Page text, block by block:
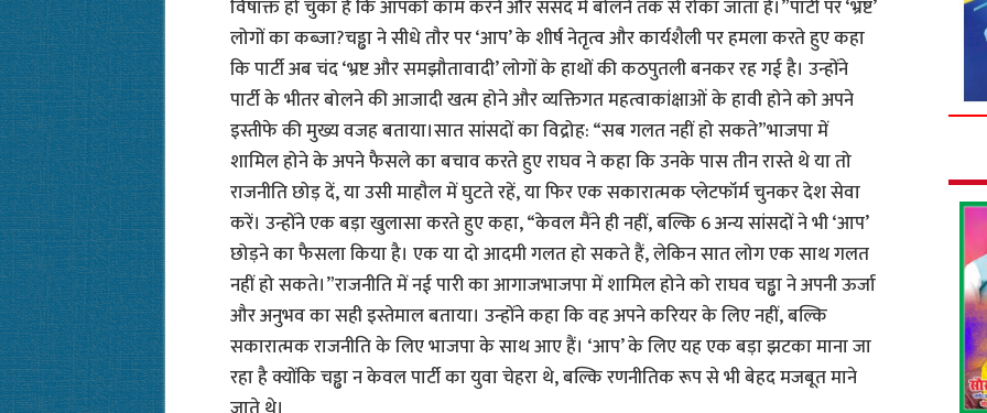
विषाक्त हो चुका है कि आपको काम करने और संसद में बोलने तक से रोका जाता है।”पार्टी पर ‘भ्रष्ट’
लोगों का कब्जा?चड्ढा ने सीधे तौर पर ‘आप’ के शीर्ष नेतृत्व और कार्यशैली पर हमला करते हुए कहा
कि पार्टी अब चंद ‘भ्रष्ट और समझौतावादी’ लोगों के हाथों की कठपुतली बनकर रह गई है। उन्होंने
पार्टी के भीतर बोलने की आजादी खत्म होने और व्यक्तिगत महत्वाकांक्षाओं के हावी होने को अपने
इस्तीफे की मुख्य वजह बताया।सात सांसदों का विद्रोह: “सब गलत नहीं हो सकते”भाजपा में
शामिल होने के अपने फैसले का बचाव करते हुए राघव ने कहा कि उनके पास तीन रास्ते थे या तो
राजनीति छोड़ दें, या उसी माहौल में घुटते रहें, या फिर एक सकारात्मक प्लेटफॉर्म चुनकर देश सेवा
करें। उन्होंने एक बड़ा खुलासा करते हुए कहा, “केवल मैंने ही नहीं, बल्कि 6 अन्य सांसदों ने भी ‘आप’
छोड़ने का फैसला किया है। एक या दो आदमी गलत हो सकते हैं, लेकिन सात लोग एक साथ गलत
नहीं हो सकते।”राजनीति में नई पारी का आगाजभाजपा में शामिल होने को राघव चड्ढा ने अपनी ऊर्जा
और अनुभव का सही इस्तेमाल बताया। उन्होंने कहा कि वह अपने करियर के लिए नहीं, बल्कि
सकारात्मक राजनीति के लिए भाजपा के साथ आए हैं। ‘आप’ के लिए यह एक बड़ा झटका माना जा
रहा है क्योंकि चड्ढा न केवल पार्टी का युवा चेहरा थे, बल्कि रणनीतिक रूप से भी बेहद मजबूत माने